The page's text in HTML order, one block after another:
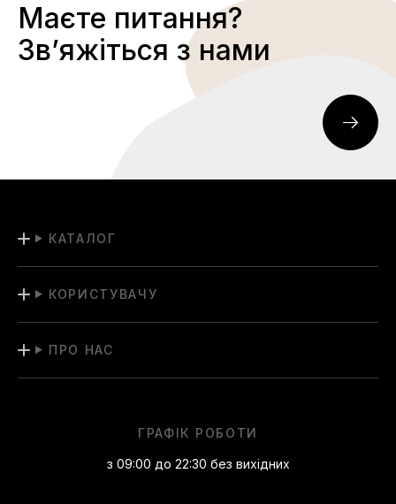
Маєте питання?
Звʼяжіться з нами
КАТАЛОГ
КОРИСТУВАЧУ
ПРО НАС
ГРАФІК РОБОТИ
з 09:00 до 22:30 без вихідних